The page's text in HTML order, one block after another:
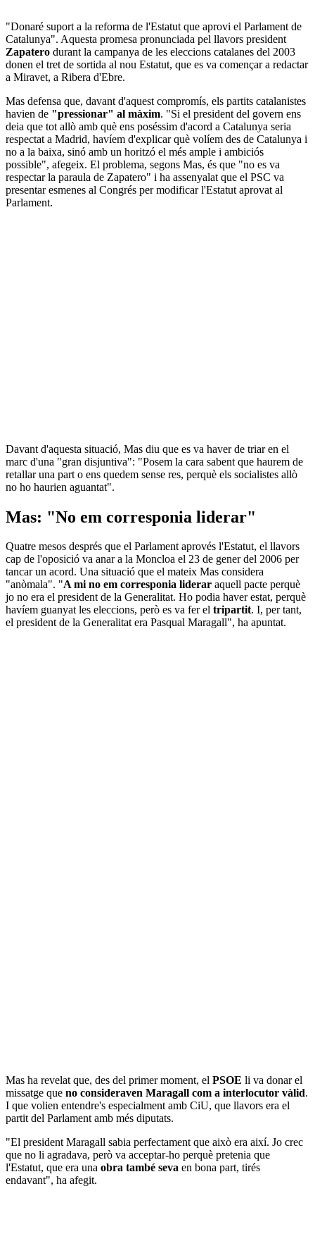
"Donaré suport a la reforma de l'Estatut que aprovi el Parlament de
Catalunya". Aquesta promesa pronunciada pel llavors president
Zapatero durant la campanya de les eleccions catalanes del 2003
donen el tret de sortida al nou Estatut, que es va començar a redactar
a Miravet, a Ribera d'Ebre.
Mas defensa que, davant d'aquest compromís, els partits catalanistes
havien de "pressionar" al màxim. "Si el president del govern ens
deia que tot allò amb què ens poséssim d'acord a Catalunya seria
respectat a Madrid, havíem d'explicar què volíem des de Catalunya i
no a la baixa, sinó amb un horitzó el més ample i ambiciós
possible", afegeix. El problema, segons Mas, és que "no es va
respectar la paraula de Zapatero" i ha assenyalat que el PSC va
presentar esmenes al Congrés per modificar l'Estatut aprovat al
Parlament.
Davant d'aquesta situació, Mas diu que es va haver de triar en el
marc d'una "gran disjuntiva": "Posem la cara sabent que haurem de
retallar una part o ens quedem sense res, perquè els socialistes allò
no ho haurien aguantat".
Mas: "No em corresponia liderar"
Quatre mesos després que el Parlament aprovés l'Estatut, el llavors
cap de l'oposició va anar a la Moncloa el 23 de gener del 2006 per
tancar un acord. Una situació que el mateix Mas considera
"anòmala". "A mi no em corresponia liderar aquell pacte perquè
jo no era el president de la Generalitat. Ho podia haver estat, perquè
havíem guanyat les eleccions, però es va fer el tripartit. I, per tant,
el president de la Generalitat era Pasqual Maragall", ha apuntat.
Mas ha revelat que, des del primer moment, el PSOE li va donar el
missatge que no consideraven Maragall com a interlocutor vàlid.
I que volien entendre's especialment amb CiU, que llavors era el
partit del Parlament amb més diputats.
"El president Maragall sabia perfectament que això era així. Jo crec
que no li agradava, però va acceptar-ho perquè pretenia que
l'Estatut, que era una obra també seva en bona part, tirés
endavant", ha afegit.